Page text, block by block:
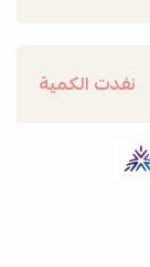
نفدت الكمية